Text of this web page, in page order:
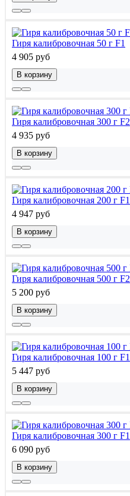
Гиря калибровочная 50 г F1
4 905 руб
В корзину
Гиря калибровочная 300 г F2
4 935 руб
В корзину
Гиря калибровочная 200 г F1
4 947 руб
В корзину
Гиря калибровочная 500 г F2
5 200 руб
В корзину
Гиря калибровочная 100 г F1
5 447 руб
В корзину
Гиря калибровочная 300 г F1
6 090 руб
В корзину